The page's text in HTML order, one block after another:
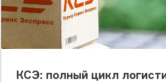
КСЭ: полный цикл